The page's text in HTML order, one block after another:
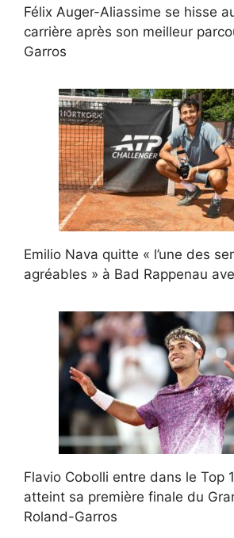
Félix Auger-Aliassime se hisse
carrière après son meilleur
Garros
Emilio Nava quitte « l’une des
agréables » à Bad Rappenau
Flavio Cobolli entre dans le Top
atteint sa première finale du
Roland-Garros